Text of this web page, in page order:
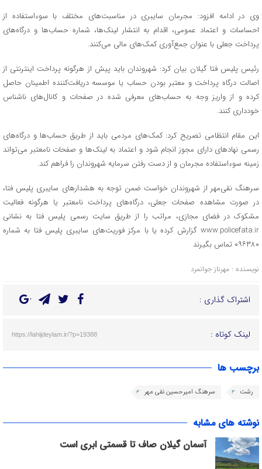
وی در ادامه افزود: مجرمان سایبری در مناسبت‌های مختلف با سوءاستفاده از
احساسات و اعتماد عمومی، اقدام به انتشار لینک‌ها، شماره حساب‌ها و درگاه‌های
پرداخت جعلی با عنوان جمع‌آوری کمک‌های مالی می‌کنند.
رئیس پلیس فتا گیلان بیان کرد: شهروندان باید پیش از هرگونه پرداخت اینترنتی از
اصالت درگاه پرداخت و معتبر بودن حساب یا موسسه دریافت‌کننده اطمینان حاصل
کرده و از واریز وجه به حساب‌های معرفی شده در صفحات و کانال‌های ناشناس
خودداری کنند.
این مقام انتظامی تصریح کرد: کمک‌های مردمی باید از طریق حساب‌ها و درگاه‌های
رسمی نهادهای دارای مجوز انجام شود و اعتماد به لینک‌ها و صفحات نامعتبر می‌تواند
زمینه سوءاستفاده مجرمان و از دست رفتن سرمایه شهروندان را فراهم کند.
سرهنگ نقی‌مهر از شهروندان خواست ضمن توجه به هشدارهای سایبری پلیس فتا،
در صورت مشاهده صفحات جعلی، درگاه‌های پرداخت نامعتبر یا هرگونه فعالیت
مشکوک در فضای مجازی، مراتب را از طریق سایت رسمی پلیس فتا به نشانی
www.policefata.ir گزارش کرده یا با مرکز فوریت‌های سایبری پلیس فتا به شماره
۰۹۶۳۸۰ تماس بگیرند
نویسنده : مهرناز جوانمرد
اشتراک گذاری :
لینک کوتاه : https://lahijdeylam.ir/?p=19388
برچسب ها
رشت سرهنگ امیرحسین نقی مهر
نوشته های مشابه
آسمان گیلان صاف تا قسمتی ابری است